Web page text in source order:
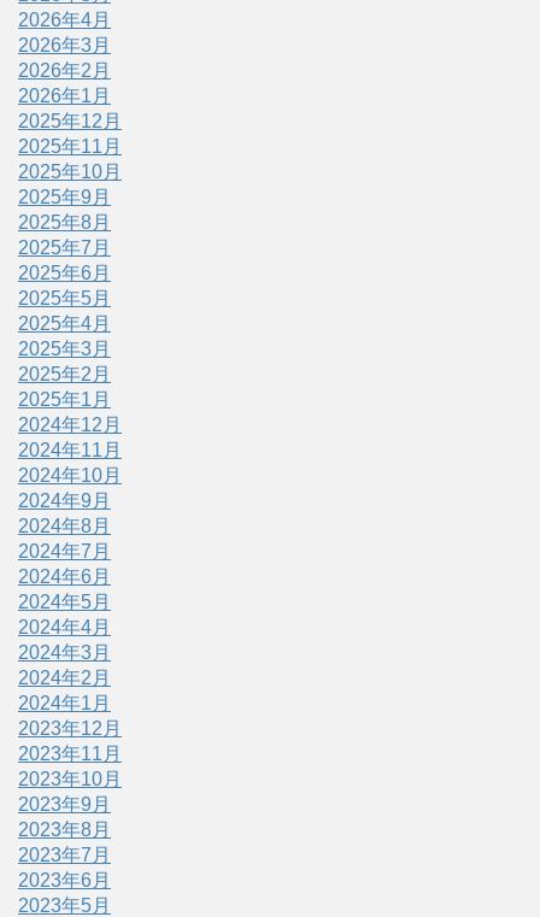
2026年4月
2026年3月
2026年2月
2026年1月
2025年12月
2025年11月
2025年10月
2025年9月
2025年8月
2025年7月
2025年6月
2025年5月
2025年4月
2025年3月
2025年2月
2025年1月
2024年12月
2024年11月
2024年10月
2024年9月
2024年8月
2024年7月
2024年6月
2024年5月
2024年4月
2024年3月
2024年2月
2024年1月
2023年12月
2023年11月
2023年10月
2023年9月
2023年8月
2023年7月
2023年6月
2023年5月